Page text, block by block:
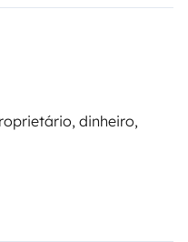
dinheiro,